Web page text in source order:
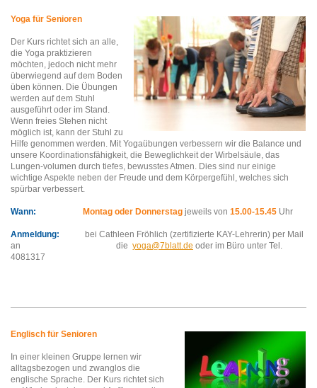
Yoga für Senioren
Der Kurs richtet sich an alle,
die Yoga praktizieren
möchten, jedoch nicht mehr
überwiegend auf dem Boden
üben können. Die Übungen
werden auf dem Stuhl
ausgeführt oder im Stand.
Wenn freies Stehen nicht
möglich ist, kann der Stuhl zu
Hilfe genommen werden.
Mit Yogaübungen verbessern wir die Balance und
unsere Koordinationsfähigkeit, die Beweglichkeit der Wirbelsäule, das
Lungen-volumen durch tiefes, bewusstes Atmen. Dies sind nur einige
wichtige Aspekte neben der Freude und dem Körpergefühl, welches sich
spürbar verbessert.
Wann: Montag oder Donnerstagjeweils von15.00-15.45 Uhr
Anmeldung:
bei Cathleen Fröhlich (zertifizierte KAY-Lehrerin) per Mail
an die yoga@7blatt.de oder im Büro unter Tel.
4081317
Englisch für Senioren
In einer kleinen Gruppe lernen wir
alltagsbezogen und zwanglos die
englische Sprache.
Der Kurs richtet sich